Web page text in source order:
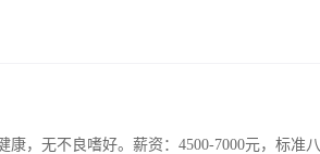
，无不良嗜好。薪资：4500-7000元，标准八